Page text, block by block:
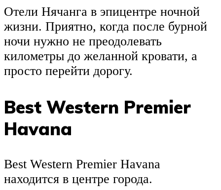
Отели Нячанга в эпицентре ночной
жизни. Приятно, когда после бурной
ночи нужно не преодолевать
километры до желанной кровати, а
просто перейти дорогу.
Best Western Premier
Havana
Best Western Premier Havana
находится в центре города.